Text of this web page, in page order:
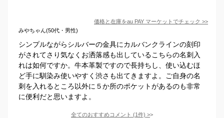
価格と在庫をau PAY マーケット でチェック >>
みやちゃん(50代・男性)
シンプルながらシルバーの金具にカルバンクラインの刻印
がされてさり気なくお洒落感も出しているこちらの名刺入
れは如何ですか。牛本革製ですので長持ちし、使い込むほ
ど手に馴染み使いやすく渋さも出てきますよ。ご自身の名
刺を入れるところ以外に５か所のポケットがあるのも非常
に便利だと思いますよ。
全てのおすすめコメント (1件) >